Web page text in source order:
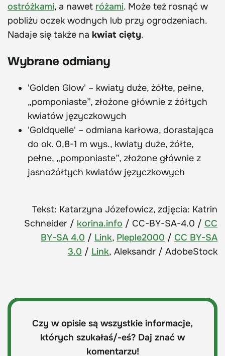
ostróżkami, a nawet różami. Może też rosnąć w
pobliżu oczek wodnych lub przy ogrodzeniach.
Nadaje się także na kwiat cięty.
Wybrane odmiany
'Golden Glow' – kwiaty duże, żółte, pełne,
„pomponiaste”, złożone głównie z żółtych
kwiatów języczkowych
'Goldquelle' – odmiana karłowa, dorastająca
do ok. 0,8-1 m wys., kwiaty duże, żółte,
pełne, „pomponiaste”, złożone głównie z
jasnożółtych kwiatów języczkowych
Tekst: Katarzyna Józefowicz, zdjęcia: Katrin
Schneider / korina.info / CC-BY-SA-4.0 / CC
BY-SA 4.0 / Link, Pleple2000 / CC BY-SA
3.0 / Link, Aleksandr / AdobeStock
Czy w opisie są wszystkie informacje,
których szukałaś/-eś? Daj znać w
komentarzu!